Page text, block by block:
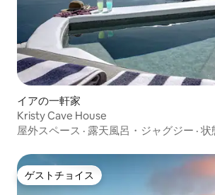
イアの一軒家
Kristy Cave House
屋外スペース · 露天風呂・ジャグジー · 状
ゲストチョイス
ゲストチョイス